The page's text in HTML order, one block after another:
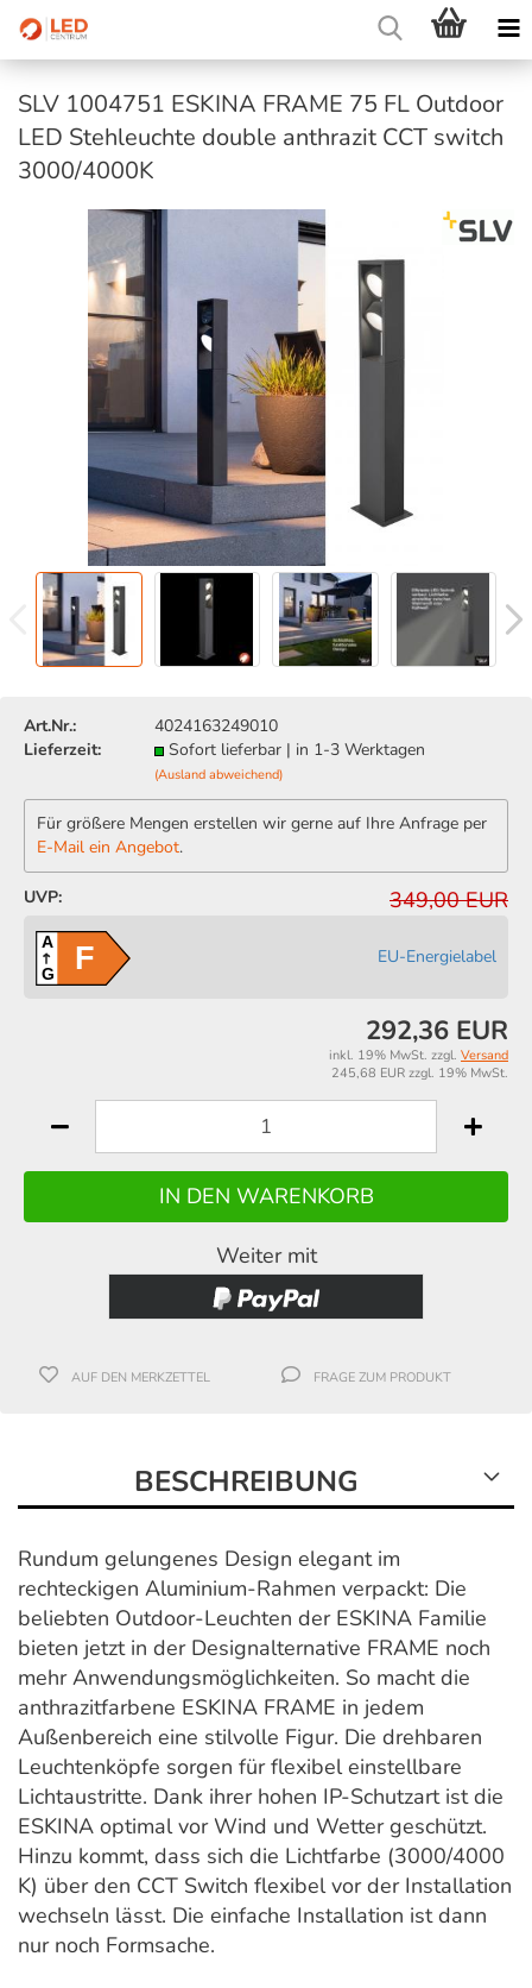
SLV 1004751 ESKINA FRAME 75 FL Outdoor
LED Stehleuchte double anthrazit CCT switch
3000/4000K
Art.Nr.:
4024163249010
Lieferzeit:
Sofort lieferbar | in 1-3 Werktagen
(Ausland abweichend)
Für größere Mengen erstellen wir gerne auf Ihre Anfrage per
E-Mail ein Angebot.
UVP: 349,00 EUR
A
GF EU-Energielabel
292,36 EUR
inkl. 19% MwSt. zzgl. Versand
245,68 EUR zzgl. 19% MwSt.
Weiter mit
AUF DEN MERKZETTEL FRAGE ZUM PRODUKT
BESCHREIBUNG
Rundum gelungenes Design elegant im
rechteckigen Aluminium-Rahmen verpackt: Die
beliebten Outdoor-Leuchten der ESKINA Familie
bieten jetzt in der Designalternative FRAME noch
mehr Anwendungsmöglichkeiten. So macht die
anthrazitfarbene ESKINA FRAME in jedem
Außenbereich eine stilvolle Figur. Die drehbaren
Leuchtenköpfe sorgen für flexibel einstellbare
Lichtaustritte. Dank ihrer hohen IP-Schutzart ist die
ESKINA optimal vor Wind und Wetter geschützt.
Hinzu kommt, dass sich die Lichtfarbe (3000/4000
K) über den CCT Switch flexibel vor der Installation
wechseln lässt. Die einfache Installation ist dann
nur noch Formsache.